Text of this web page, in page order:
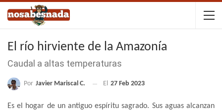
El río hirviente de la Amazonía
Caudal a altas temperaturas
Por Javier Mariscal C. El 27 Feb 2023
Es el hogar de un antiguo espíritu sagrado. Sus aguas alcanzan